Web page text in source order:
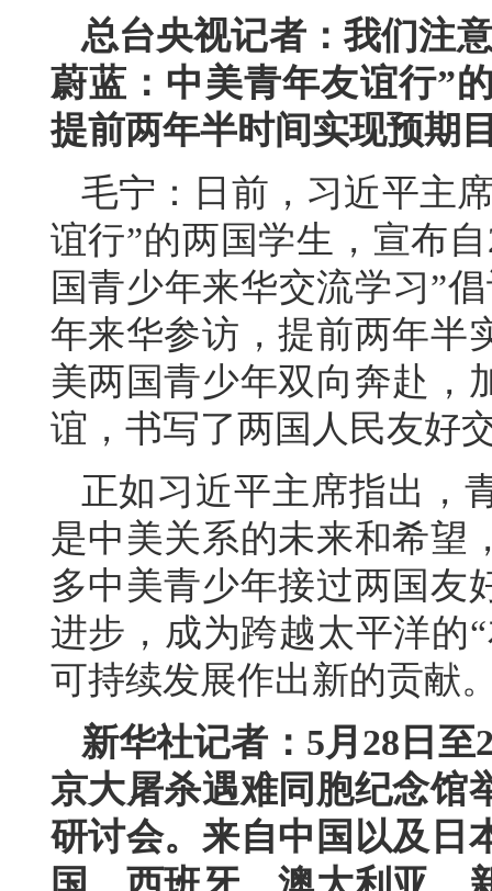
总台央视记者：我们注
蔚蓝：中美青年友谊行”
提前两年半时间实现预期
毛宁：日前，习近平主
谊行”的两国学生，宣布
国青少年来华交流学习”
年来华参访，提前两年半
美两国青少年双向奔赴，
谊，书写了两国人民友好
正如习近平主席指出，
是中美关系的未来和希望
多中美青少年接过两国友
进步，成为跨越太平洋的
可持续发展作出新的贡献
新华社记者：5月28日
京大屠杀遇难同胞纪念馆
研讨会。来自中国以及日